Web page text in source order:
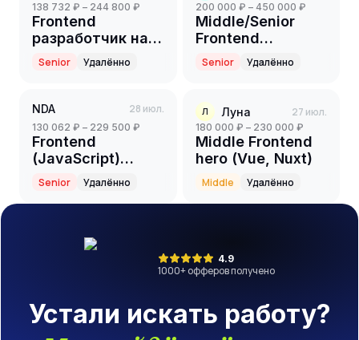
138 732 ₽ – 244 800 ₽
Frontend
разработчик на
партнерский
проект(финтех)
Senior Удалённо
200 000 ₽ – 450 000 ₽
Middle/Senior
Frontend
Developer
Senior Удалённо
NDA 28 июл.
130 062 ₽ – 229 500 ₽
Frontend
(JavaScript)
разработчик
Senior Удалённо
Л Луна 27 июл.
180 000 ₽ – 230 000 ₽
Middle Frontend
hero (Vue, Nuxt)
Middle Удалённо
4.9
1000+ офферов получено
Устали искать работу?